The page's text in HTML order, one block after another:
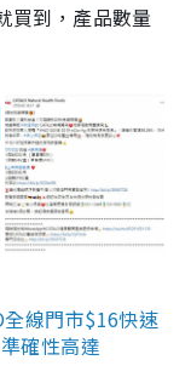
買到，產品數量
線門市$16快速
確性高達